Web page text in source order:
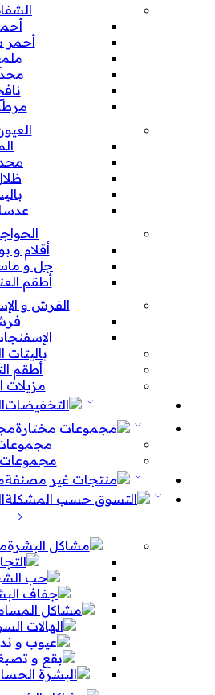
أحمر
أقلام و
جل و
أطقم
الفرش و
باليتات
أطقم
مزيلات
مجموعات
مجموعات